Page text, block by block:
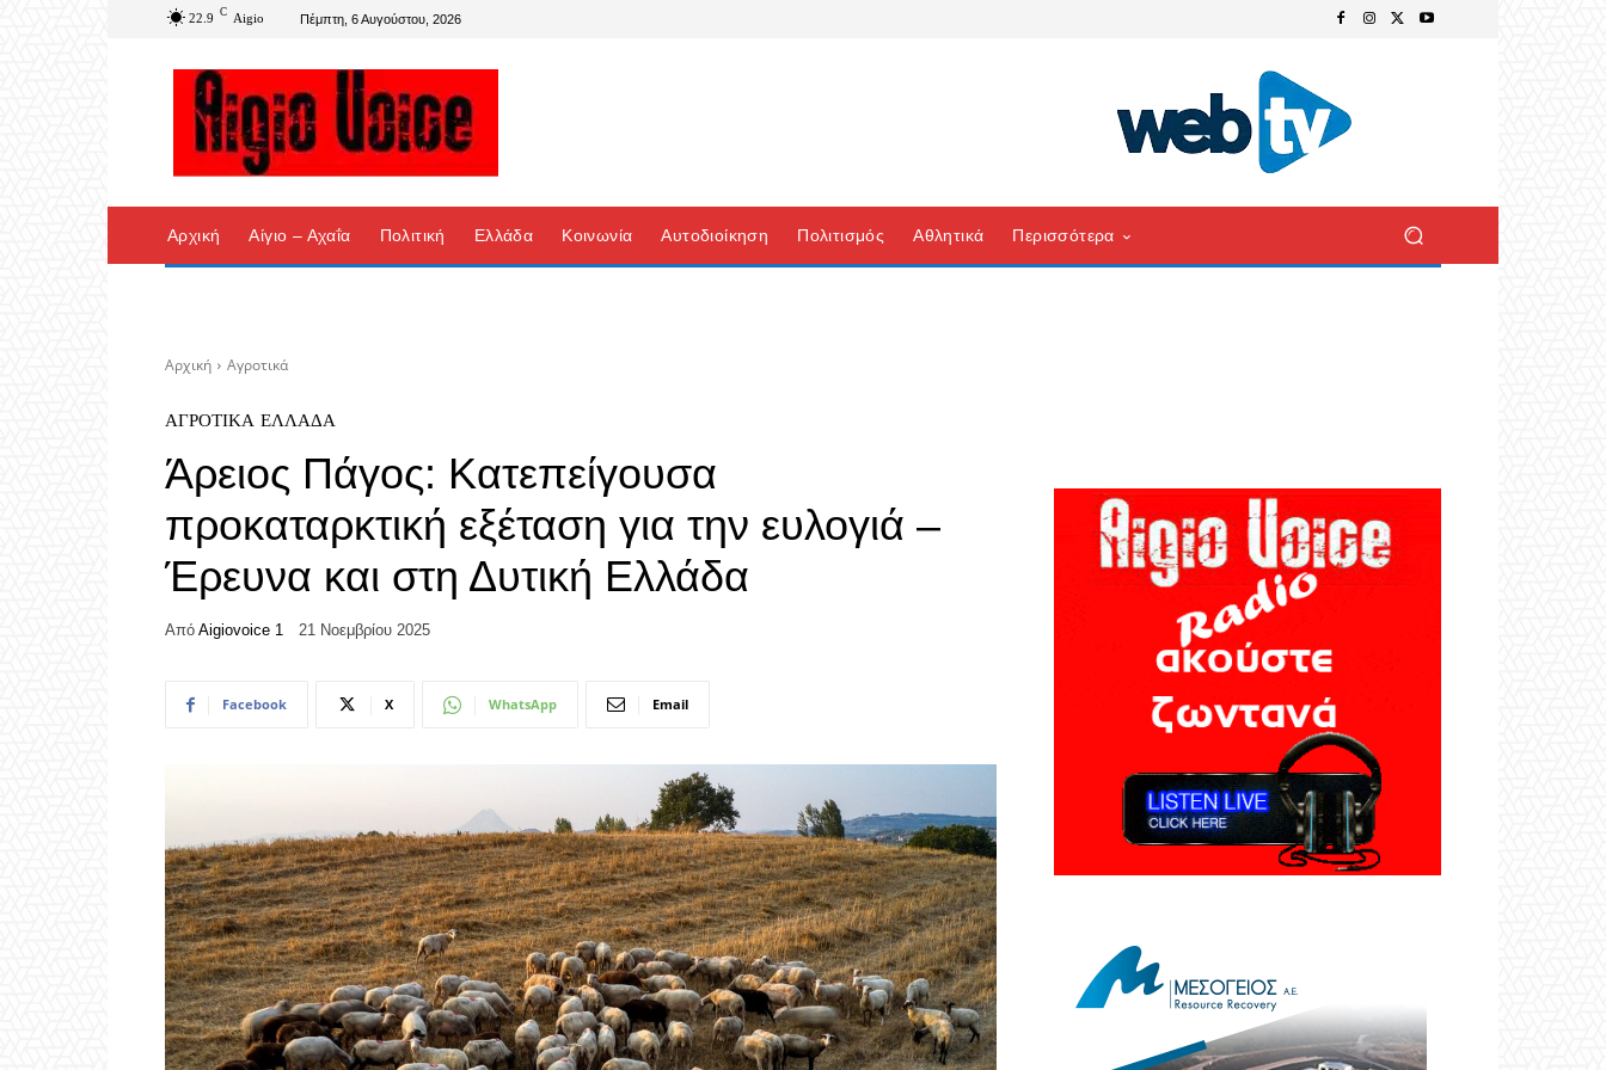
22.9 C Aigio Πέμπτη, 6 Αυγούστου, 2026
Αρχική Αίγιο – Αχαΐα Πολιτική Ελλάδα Κοινωνία Αυτοδιοίκηση Πολιτισμός Αθλητικά Περισσότερα
Αρχική Αγροτικά
ΑΓΡΟΤΙΚΆ ΕΛΛΆΔΑ
Άρειος Πάγος: Κατεπείγουσα
προκαταρκτική εξέταση για την ευλογιά –
Έρευνα και στη Δυτική Ελλάδα
Από Aigiovoice 1 21 Νοεμβρίου 2025
Facebook X WhatsApp Email